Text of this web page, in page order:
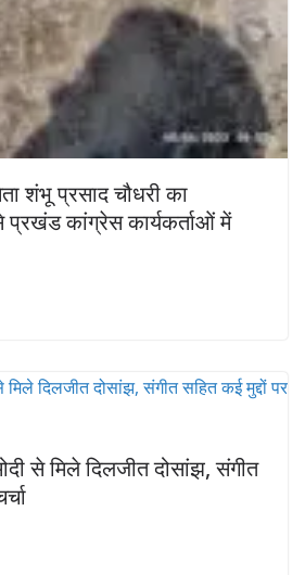
शंभू प्रसाद चौधरी का
कांग्रेस कार्यकर्ताओं में
से मिले दिलजीत दोसांझ, संगीत